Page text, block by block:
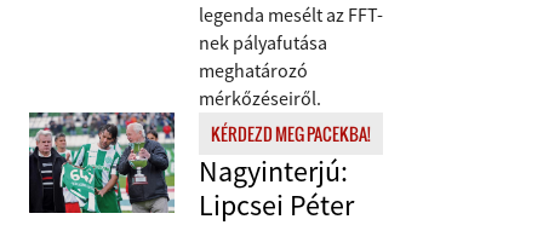
legenda mesélt az FFT-
nek pályafutása
meghatározó
mérkőzéseiről.
KÉRDEZD MEG PACEKBA!
Nagyinterjú:
Lipcsei Péter